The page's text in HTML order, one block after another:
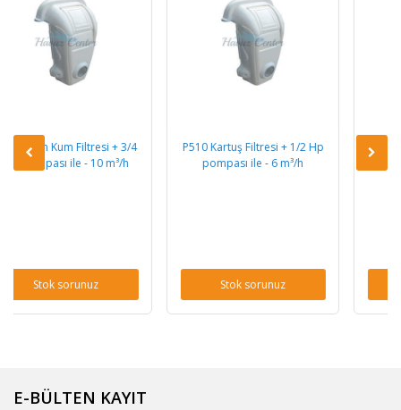
+ 3/4
P510 Kartuş Filtresi + 1/2 Hp
pompası ile - 6 m³/h
P512 Kartuş Filtresi + 3/4
pompası ile - 10 m³/h
E-BÜLTEN KAYIT